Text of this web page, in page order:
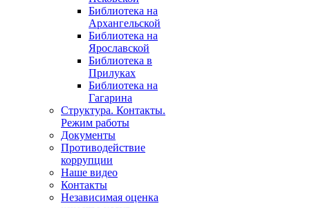
Библиотека на
Архангельской
Библиотека на
Ярославской
Библиотека в
Прилуках
Библиотека на
Гагарина
Структура. Контакты.
Режим работы
Документы
Противодействие
коррупции
Наше видео
Контакты
Независимая оценка